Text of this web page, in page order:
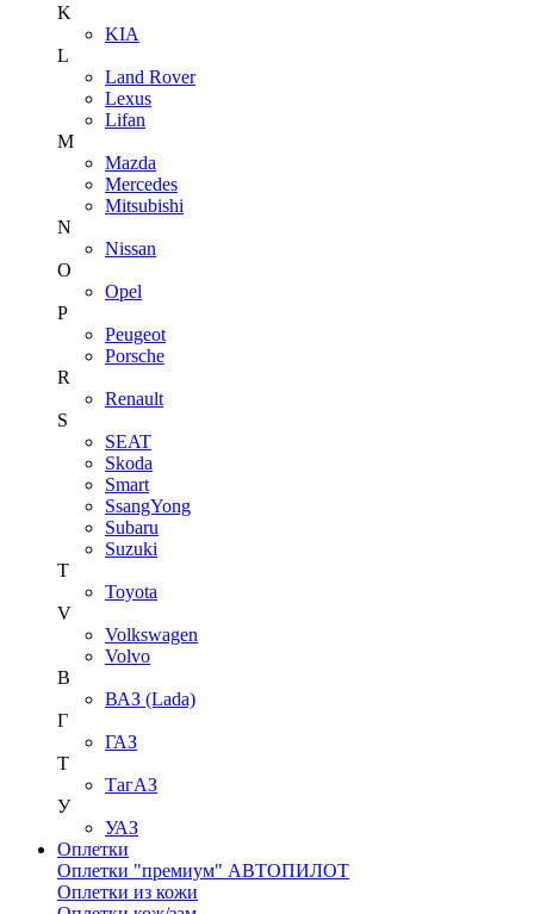
K
KIA
L
Land Rover
Lexus
Lifan
M
Mazda
Mercedes
Mitsubishi
N
Nissan
O
Opel
P
Peugeot
Porsche
R
Renault
S
SEAT
Skoda
Smart
SsangYong
Subaru
Suzuki
T
Toyota
V
Volkswagen
Volvo
В
ВАЗ (Lada)
Г
ГАЗ
Т
ТагАЗ
У
УАЗ
Оплетки
Оплетки "премиум" АВТОПИЛОТ
Оплетки из кожи